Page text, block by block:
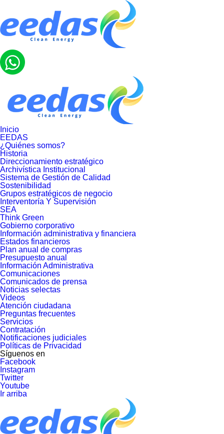
Inicio
EEDAS
¿Quiénes somos?
Historia
Direccionamiento estratégico
Archivística Institucional
Sistema de Gestión de Calidad
Sostenibilidad
Grupos estratégicos de negocio
Interventoría Y Supervisión
SEA
Think Green
Gobierno corporativo
Información administrativa y financiera
Estados financieros
Plan anual de compras
Presupuesto anual
Información Administrativa
Comunicaciones
Comunicados de prensa
Noticias selectas
Videos
Atención ciudadana
Preguntas frecuentes
Servicios
Contratación
Notificaciones judiciales
Políticas de Privacidad
Síguenos en
Facebook
Instagram
Twitter
Youtube
Ir arriba